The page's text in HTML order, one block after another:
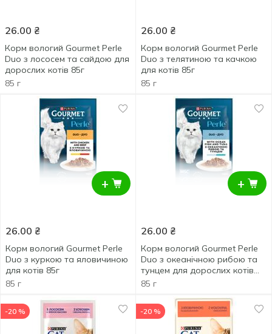
26.00 ₴
Корм вологий Gourmet Perle
Duo з лососем та сайдою для
дорослих котів 85г
85 г
26.00 ₴
Корм вологий Gourmet Perle
Duo з телятиною та качкою
для котів 85г
85 г
+
26.00 ₴
Корм вологий Gourmet Perle
Duo з куркою та яловичиною
для котів 85г
85 г
+
26.00 ₴
Корм вологий Gourmet Perle
Duo з океанічною рибою та
тунцем для дорослих котів
85г
85 г
-20 % -20 %